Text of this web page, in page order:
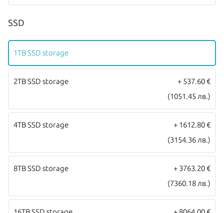
обслужване от Apple Authorized Service Provider (официални
сервизни центрове на Apple).
SSD
1TB SSD storage
2TB SSD storage
+ 537.60 €
(1051.45 лв.)
4TB SSD storage
+ 1612.80 €
(3154.36 лв.)
8TB SSD storage
+ 3763.20 €
(7360.18 лв.)